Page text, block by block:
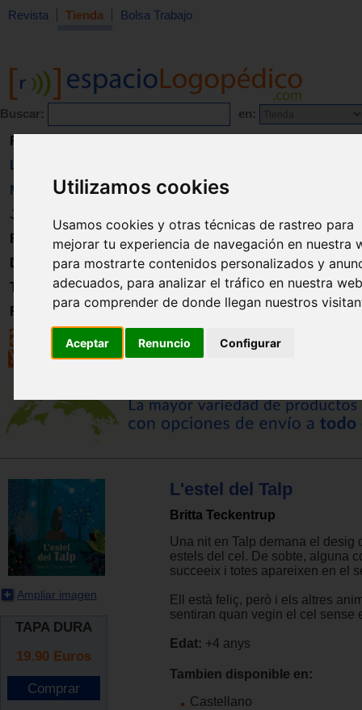
Utilizamos cookies
Usamos cookies y otras técnicas de rastreo para
mejorar tu experiencia de navegación en nuestra
para mostrarte contenidos personalizados y
adecuados, para analizar el tráfico en nuestra
para comprender de donde llegan nuestros
Aceptar Renuncio Configurar
Revista Tienda Bolsa Trabajo
Buscar: en:
Revista
Libros
Material
Juguetes
Formación
Directorio
Trabajo
Registro
Ampliar imagen
TAPA DURA
19.90 Euros
L'estel del Talp
Britta Teckentrup
Una nit en Talp demana el desig
estels del cel. De sobte, alguna
succeeix i totes apareixen en el
Ell està feliç, però i els altres
sentiran quan vegin el cel sense
Edat: +4 anys
Tambien disponible en:
Castellano